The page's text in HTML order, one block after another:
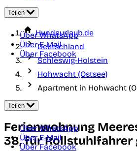
Teilen
Über WhatsApp
Über E-Mail
Über Facebook
Hundeurlaub.de
Deutschland
Schleswig-Holstein
Hohwacht (Ostsee)
Apartment in Hohwacht
Teilen
Über WhatsApp
Über E-Mail
Über Facebook
Ferienwohnung
38, für Rollstuhlfahrer